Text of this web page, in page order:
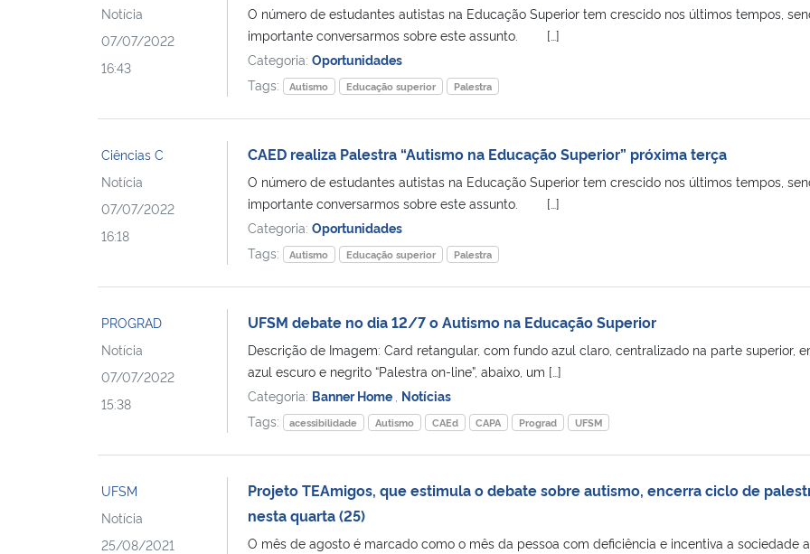
Notícia
07/07/2022
16:43
O número de estudantes autistas na Educação Superior tem crescido nos últimos tempos,
importante conversarmos sobre este assunto. […]
Categoria: Oportunidades
Tags:
Autismo Educação superior Palestra
Ciências C
Notícia
07/07/2022
16:18
CAED realiza Palestra “Autismo na Educação Superior” próxima terça
O número de estudantes autistas na Educação Superior tem crescido nos últimos tempos,
importante conversarmos sobre este assunto. […]
Categoria: Oportunidades
Tags:
Autismo Educação superior Palestra
PROGRAD
Notícia
07/07/2022
15:38
UFSM debate no dia 12/7 o Autismo na Educação Superior
Descrição de Imagem: Card retangular, com fundo azul claro, centralizado na parte superior,
azul escuro e negrito “Palestra on-line”, abaixo, um […]
Categoria: Banner Home Notícias
Tags:
acessibilidade Autismo CAEd CAPA Prograd UFSM
UFSM
Notícia
25/08/2021
Projeto TEAmigos, que estimula o debate sobre autismo, encerra ciclo de
nesta quarta (25)
O mês de agosto é marcado como o mês da pessoa com deficiência e incentiva a sociedade a